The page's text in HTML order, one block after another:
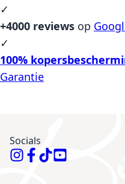
✓
+4000 reviews op
✓
100%
Garantie
Socials